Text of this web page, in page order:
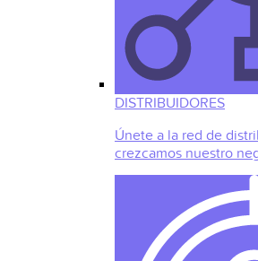
DISTRIBUIDORES
Únete a la red de
crezcamos nuestro